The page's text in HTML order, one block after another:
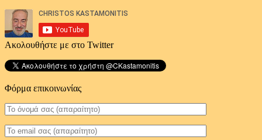
Ακολουθήστε με στο Twitter
Φόρμα επικοινωνίας